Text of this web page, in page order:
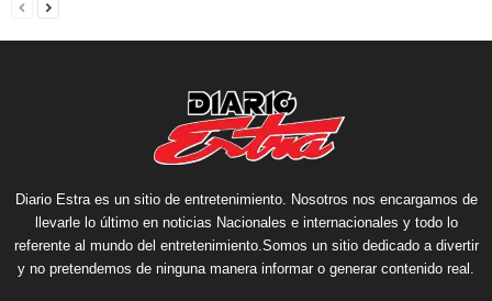
Diario Estra es un sitio de entretenimiento. Nosotros nos encargamos de
llevarle lo último en noticias Nacionales e internacionales y todo lo
referente al mundo del entretenimiento.Somos un sitio dedicado a divertir
y no pretendemos de ninguna manera informar o generar contenido real.